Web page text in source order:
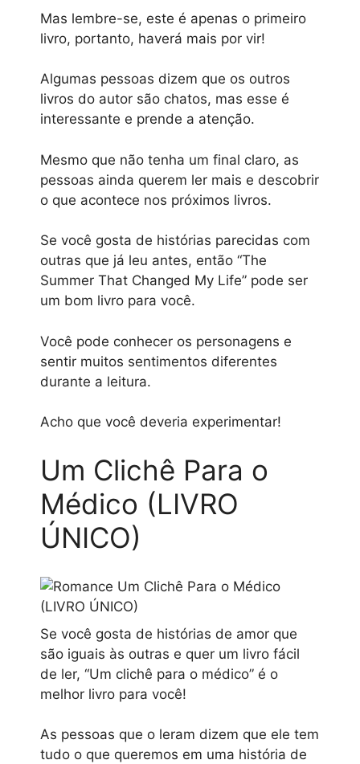
Mas lembre-se, este é apenas o primeiro
livro, portanto, haverá mais por vir!
Algumas pessoas dizem que os outros
livros do autor são chatos, mas esse é
interessante e prende a atenção.
Mesmo que não tenha um final claro, as
pessoas ainda querem ler mais e descobrir
o que acontece nos próximos livros.
Se você gosta de histórias parecidas com
outras que já leu antes, então “The
Summer That Changed My Life” pode ser
um bom livro para você.
Você pode conhecer os personagens e
sentir muitos sentimentos diferentes
durante a leitura.
Acho que você deveria experimentar!
Um Clichê Para o
Médico (LIVRO
ÚNICO)
Se você gosta de histórias de amor que
são iguais às outras e quer um livro fácil
de ler, “Um clichê para o médico” é o
melhor livro para você!
As pessoas que o leram dizem que ele tem
tudo o que queremos em uma história de